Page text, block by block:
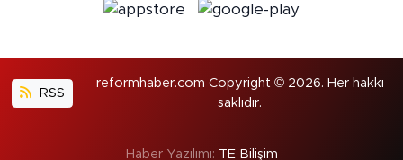
RSS
reformhaber.com Copyright © 2026. Her hakkı
saklıdır.
Haber Yazılımı: TE Bilişim